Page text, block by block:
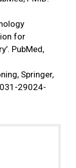
for
PubMed,
Springer,
29024-